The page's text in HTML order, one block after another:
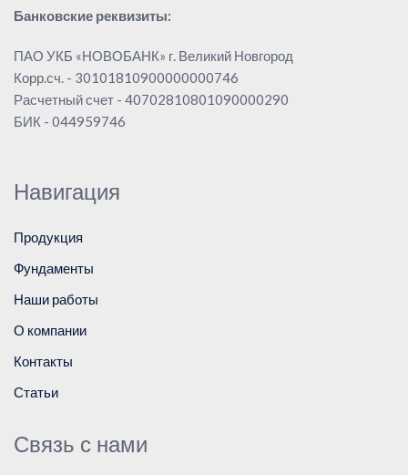
Банковские реквизиты:
ПАО УКБ «НОВОБАНК» г. Великий Новгород
Корр.сч. - 30101810900000000746
Расчетный счет - 40702810801090000290
БИК - 044959746
Навигация
Продукция
Фундаменты
Наши работы
О компании
Контакты
Статьи
Связь с нами